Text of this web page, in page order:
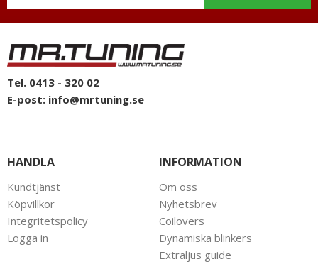
Tel. 0413 - 320 02
E-post: info@mrtuning.se
HANDLA
Kundtjänst
Köpvillkor
Integritetspolicy
Logga in
INFORMATION
Om oss
Nyhetsbrev
Coilovers
Dynamiska blinkers
Extraljus guide